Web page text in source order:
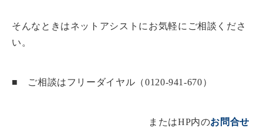
そんなときはネットアシストにお気軽にご相談くださ
い。
■ ご相談はフリーダイヤル（0120-941-670）
またはHP内のお問合せ